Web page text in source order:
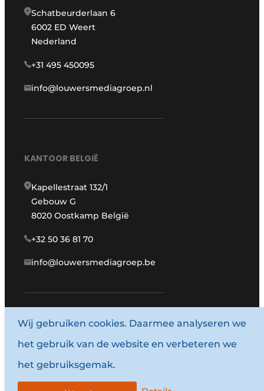
Schatbeurderlaan 6
6002 ED Weert
Nederland
+31 495 450095
info@louwersmediagroep.nl
KANTOOR BELGIË
Kapellestraat 132/1
Gebouw G
8020 Oostkamp België
+32 50 36 81 70
info@louwersmediagroep.be
www.louwersmediagroep.com
© 1987 - 2026 Louwersmediagroep.
Algemene voorwaarden
Wij gebruiken cookies. Daarmee analyseren we
het gebruik van de website en verbeteren we
het gebruiksgemak.